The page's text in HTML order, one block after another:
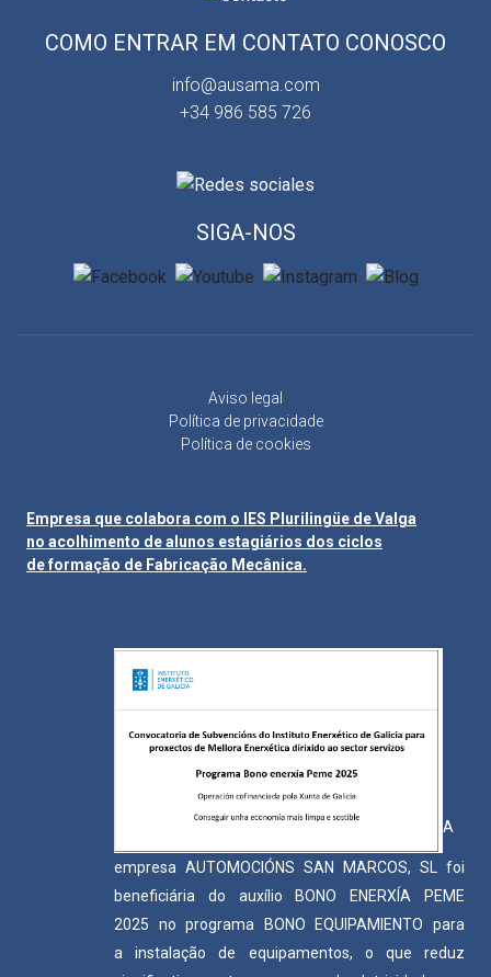
COMO ENTRAR EM CONTATO CONOSCO
info@ausama.com
+34 986 585 726
SIGA-NOS
Aviso legal
Política de privacidade
Política de cookies
Empresa que colabora com o IES Plurilingüe de Valga
no acolhimento de alunos estagiários dos ciclos
de formação de Fabricação Mecânica.
A
empresa AUTOMOCIÓNS SAN MARCOS, SL foi
beneficiária do auxílio BONO ENERXÍA PEME
2025 no programa BONO EQUIPAMIENTO para
a instalação de equipamentos, o que reduz